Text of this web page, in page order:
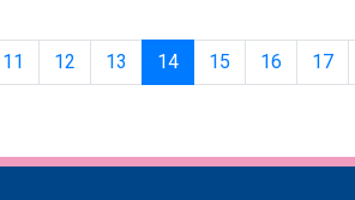
11 12 13 14 15 16 17